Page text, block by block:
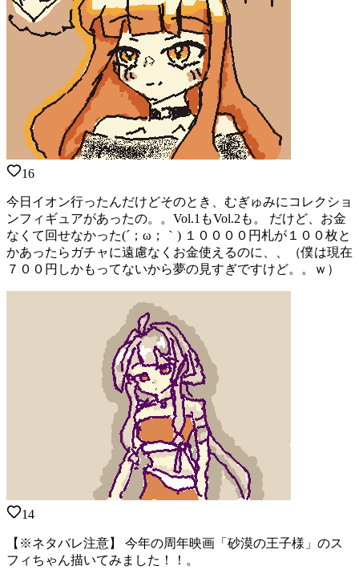
16
今日イオン行ったんだけどそのとき、むぎゅみにコレクショ
ンフィギュアがあったの。。Vol.1もVol.2も。 だけど、お金
なくて回せなかった(´；ω；｀) １００００円札が１００枚と
かあったらガチャに遠慮なくお金使えるのに、、（僕は現在
７００円しかもってないから夢の見すぎですけど。。ｗ）
14
【※ネタバレ注意】 今年の周年映画「砂漠の王子様」のス
フィちゃん描いてみました！！。